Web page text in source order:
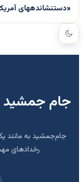
«دستنشاندههای
جام جمشید
جام‌جمشید به مانند
رخدادهای